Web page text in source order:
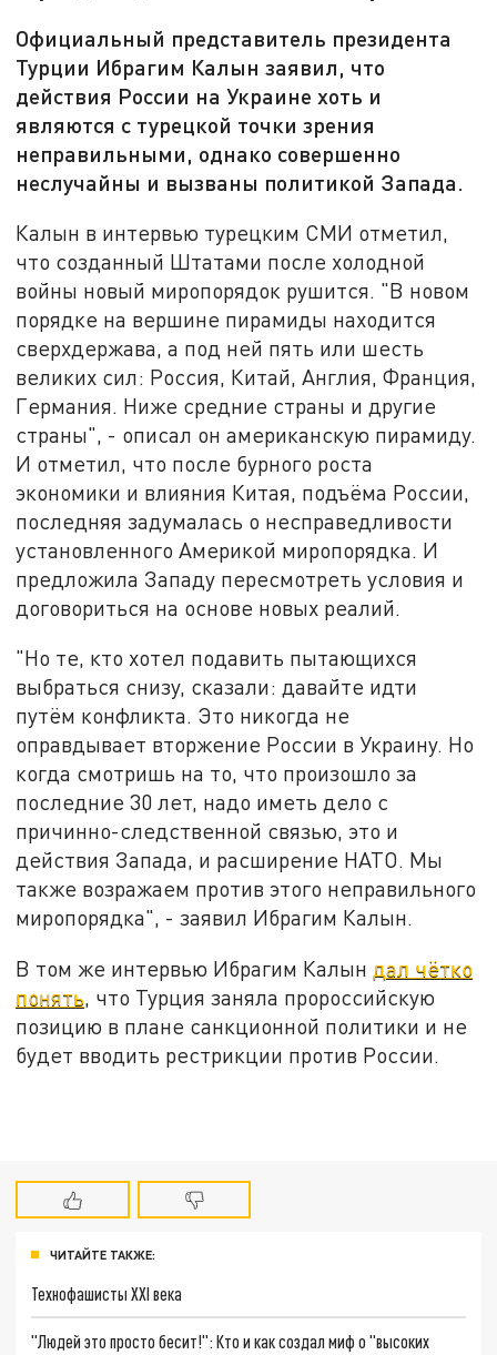
Официальный представитель президента
Турции Ибрагим Калын заявил, что
действия России на Украине хоть и
являются с турецкой точки зрения
неправильными, однако совершенно
неслучайны и вызваны политикой Запада.
Калын в интервью турецким СМИ отметил,
что созданный Штатами после холодной
войны новый миропорядок рушится. "В новом
порядке на вершине пирамиды находится
сверхдержава, а под ней пять или шесть
великих сил: Россия, Китай, Англия, Франция,
Германия. Ниже средние страны и другие
страны", - описал он американскую пирамиду.
И отметил, что после бурного роста
экономики и влияния Китая, подъёма России,
последняя задумалась о несправедливости
установленного Америкой миропорядка. И
предложила Западу пересмотреть условия и
договориться на основе новых реалий.
"Но те, кто хотел подавить пытающихся
выбраться снизу, сказали: давайте идти
путём конфликта. Это никогда не
оправдывает вторжение России в Украину. Но
когда смотришь на то, что произошло за
последние 30 лет, надо иметь дело с
причинно-следственной связью, это и
действия Запада, и расширение НАТО. Мы
также возражаем против этого неправильного
миропорядка", - заявил Ибрагим Калын.
В том же интервью Ибрагим Калын дал чётко
понять, что Турция заняла пророссийскую
позицию в плане санкционной политики и не
будет вводить рестрикции против России.
ЧИТАЙТЕ ТАКЖЕ:
Технофашисты XXI века
"Людей это просто бесит!": Кто и как создал миф о "высоких